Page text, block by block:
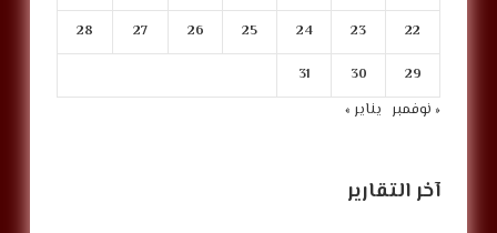
22
23
24
25
26
27
28
29
30
31
« نوفمبر يناير »
آخر التقارير